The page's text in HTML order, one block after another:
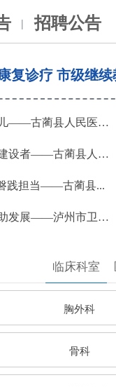
| 招聘公告
复诊疗 市级继续
护航生命起点 赋能科学育儿——古蔺县人民医院...
健康宣讲进工地 护航高速建设者——古蔺县人民...
践担当——古蔺县...
对标把脉促提升 精准指导助发展——泸州市卫健...
强化基金监管守护民生底线——县医保局到古人医...
临床科室
胸外科
骨科